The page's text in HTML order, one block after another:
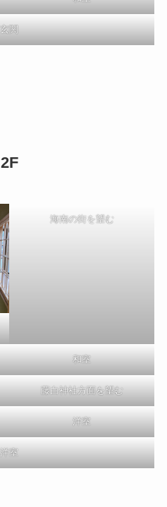
玄関
2F
海南の街を望む
和室
藤白神社方面を望む
洋室
洋室